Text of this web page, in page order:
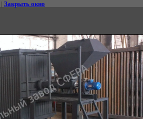
| Закрыть окно